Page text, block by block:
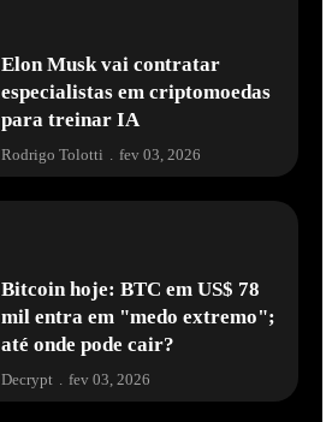
Elon Musk vai contratar
especialistas em criptomoedas
para treinar IA
Rodrigo Tolotti fev 03, 2026
Bitcoin hoje: BTC em US$ 78
mil entra em "medo extremo";
até onde pode cair?
Decrypt . fev 03, 2026